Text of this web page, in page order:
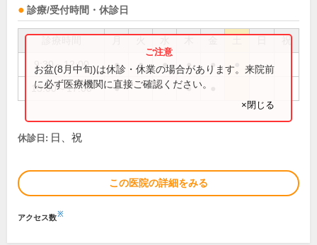
診療/受付時間・休診日
祝
9:30～12:00 ● ● ● ● ●
15:00～17:00 ● ●
お盆(8月中旬)は休診・休業の場合があります。来院前
に必ず医療機関に直接ご確認ください。
×閉じる
休診日: 日、祝
この医院の詳細をみる
アクセス数※